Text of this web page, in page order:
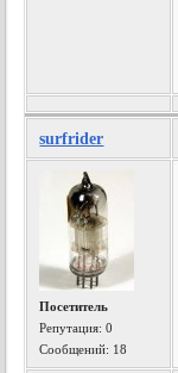
surfrider
Посетитель
Репутация:0
Сообщений: 18